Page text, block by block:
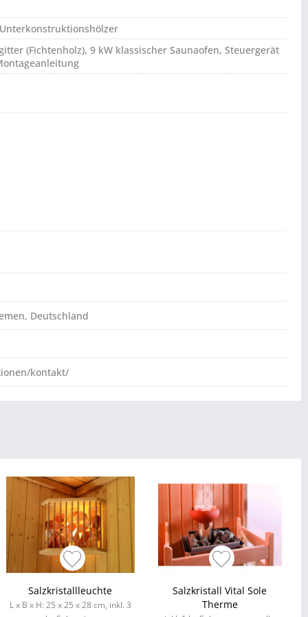
(Fichtenholz), 9 kW klassischer Saunaofen, Steuergerät
Deutschland
kontakt/
Salzkristallleuchte
L x B x H: 25 x 25 x 28 cm, inkl. 3
Salzkristall Vital Sole
Therme